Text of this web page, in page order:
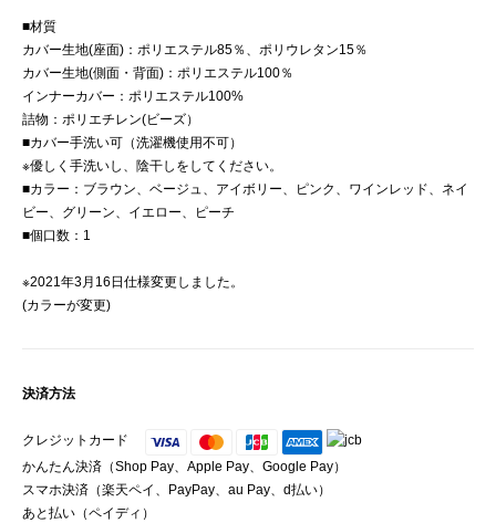
■材質
カバー生地(座面)：ポリエステル85％、ポリウレタン15％
カバー生地(側面・背面)：ポリエステル100％
インナーカバー：ポリエステル100%
詰物：ポリエチレン(ビーズ）
■カバー手洗い可（洗濯機使用不可）
※優しく手洗いし、陰干しをしてください。
■カラー：ブラウン、ベージュ、アイボリー、ピンク、ワインレッド、ネイ
ビー、グリーン、イエロー、ピーチ
■個口数：1
※2021年3月16日仕様変更しました。
(カラーが変更)
決済方法
クレジットカード
かんたん決済（Shop Pay、Apple Pay、Google Pay）
スマホ決済（楽天ペイ、PayPay、au Pay、d払い）
あと払い（ペイディ）